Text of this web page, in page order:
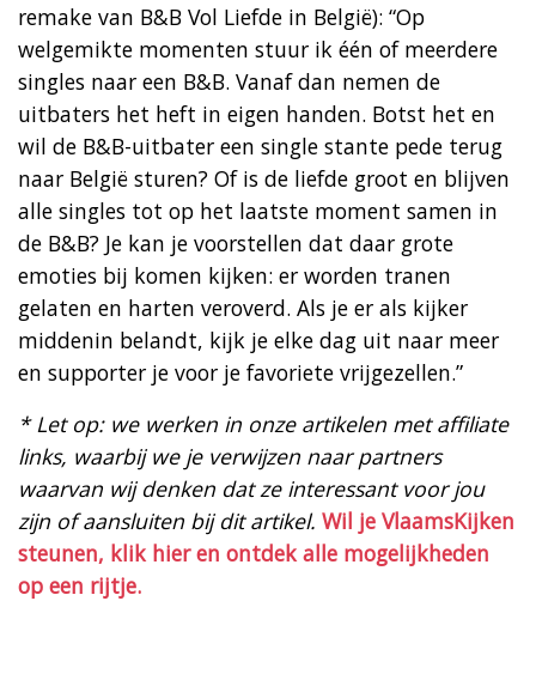
remake van B&B Vol Liefde in België): “Op
welgemikte momenten stuur ik één of meerdere
singles naar een B&B. Vanaf dan nemen de
uitbaters het heft in eigen handen. Botst het en
wil de B&B-uitbater een single stante pede terug
naar België sturen? Of is de liefde groot en blijven
alle singles tot op het laatste moment samen in
de B&B? Je kan je voorstellen dat daar grote
emoties bij komen kijken: er worden tranen
gelaten en harten veroverd. Als je er als kijker
middenin belandt, kijk je elke dag uit naar meer
en supporter je voor je favoriete vrijgezellen.”
* Let op: we werken in onze artikelen met affiliate
links, waarbij we je verwijzen naar partners
waarvan wij denken dat ze interessant voor jou
zijn of aansluiten bij dit artikel. Wil je VlaamsKijken
steunen, klik hier en ontdek alle mogelijkheden
op een rijtje.